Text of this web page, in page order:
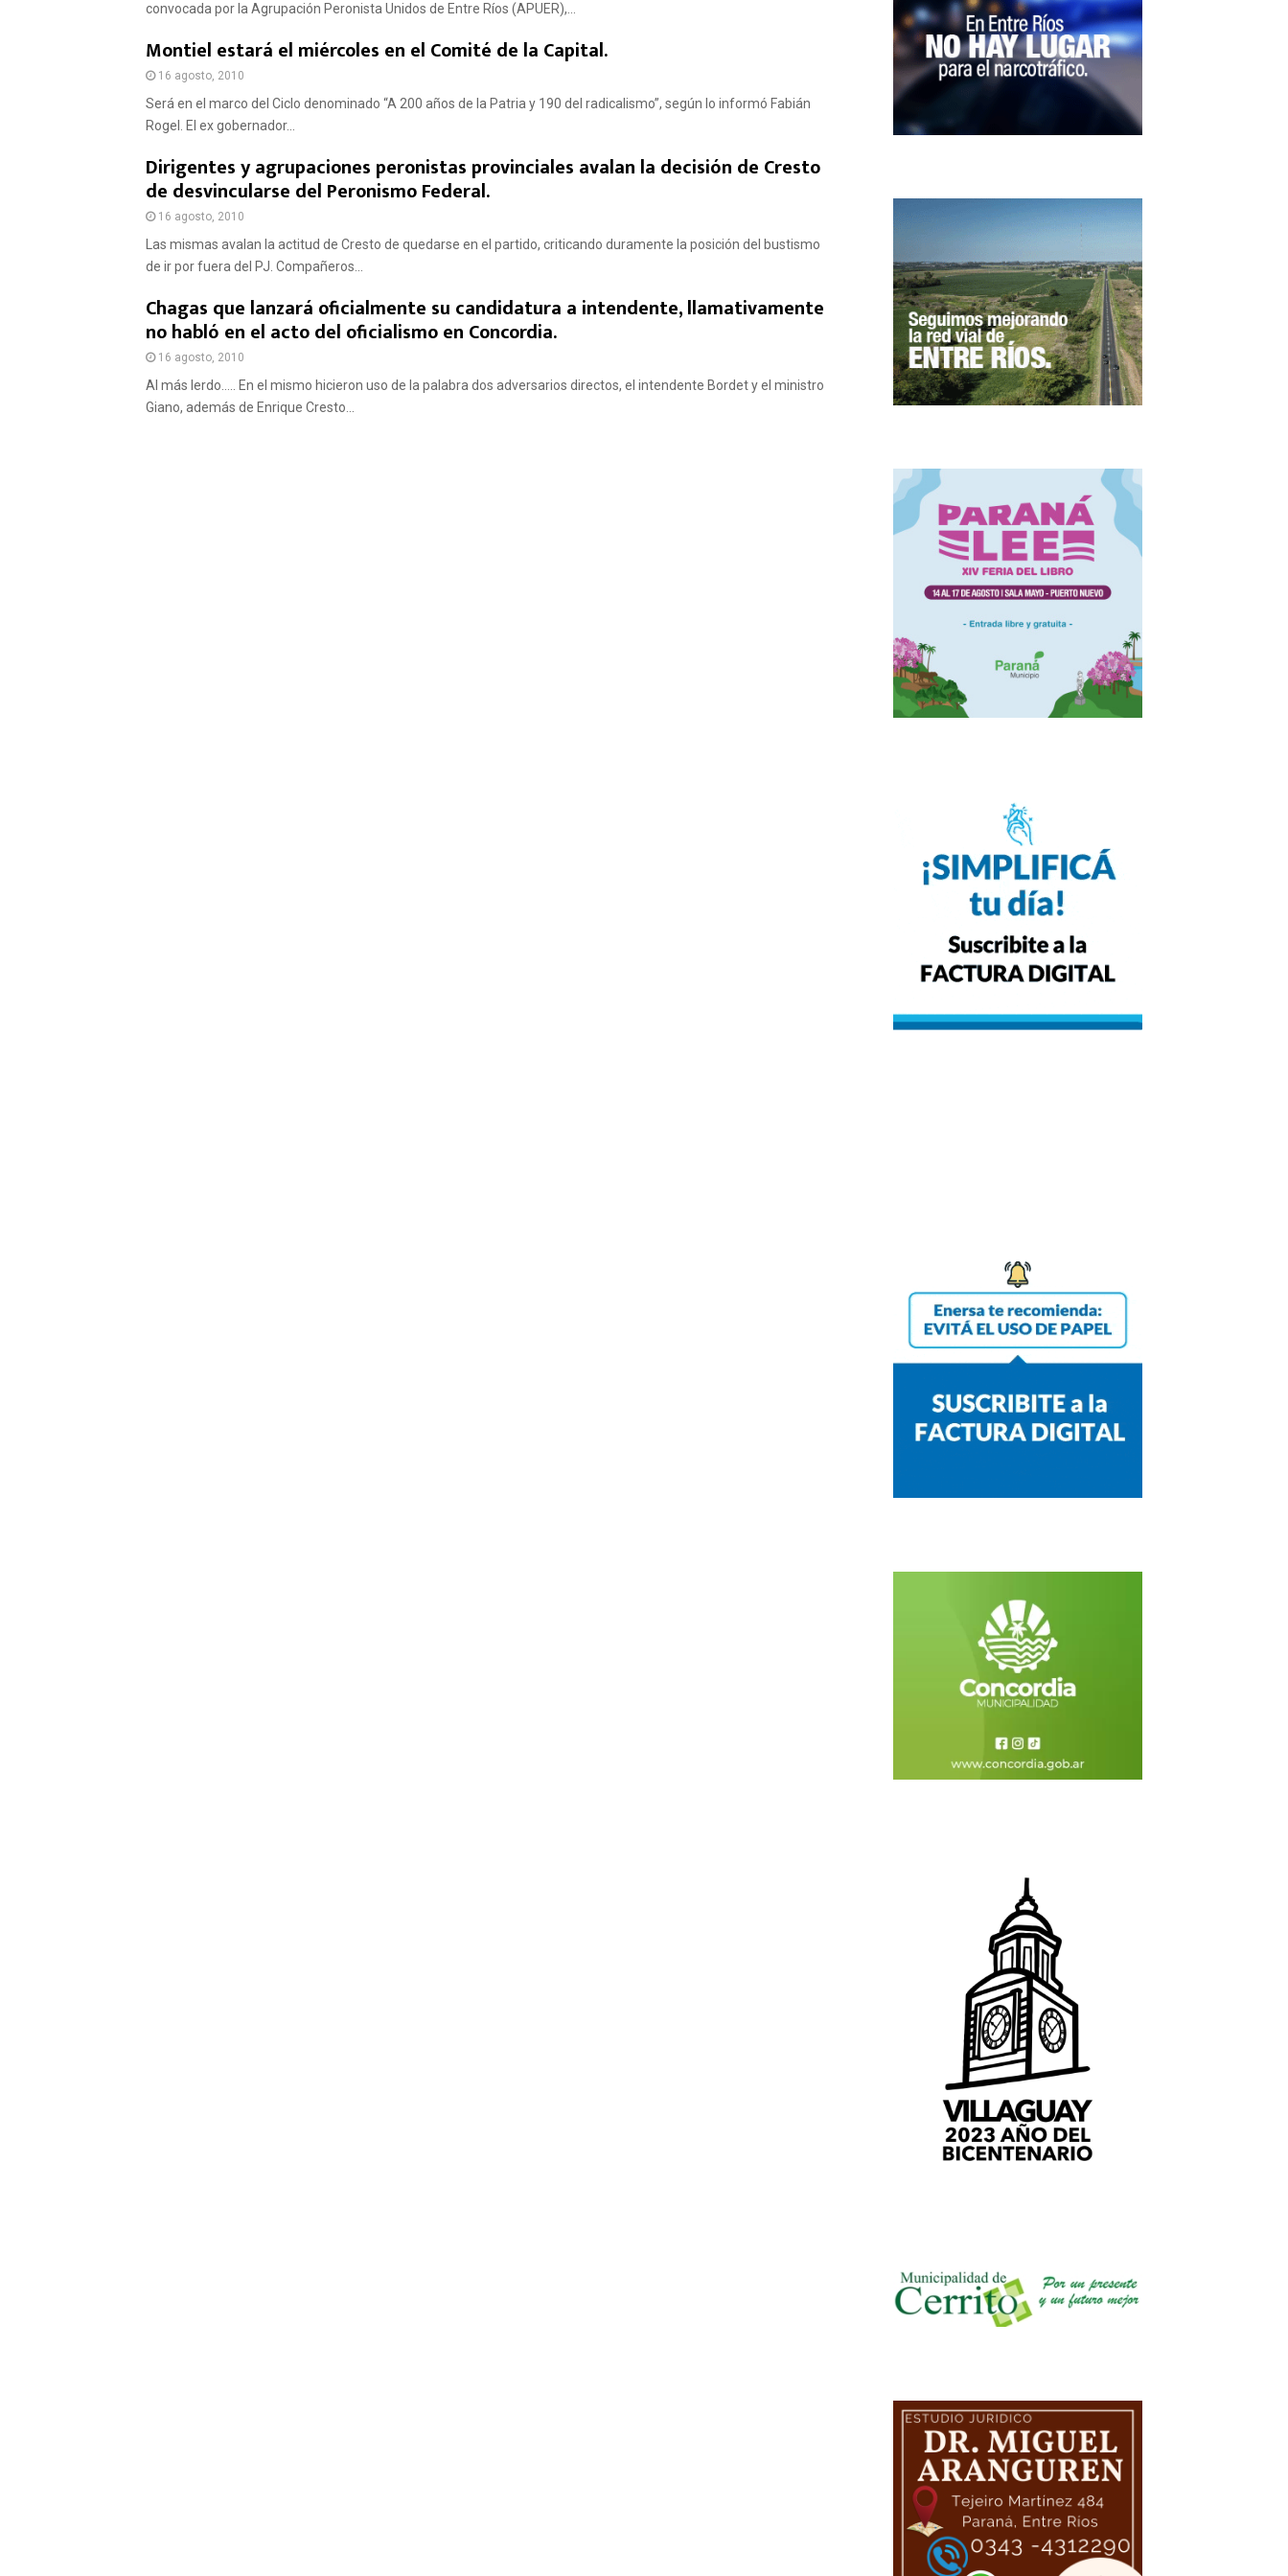
convocada por la Agrupación Peronista Unidos de Entre Ríos (APUER),...
Montiel estará el miércoles en el Comité de la Capital.
16 agosto, 2010
Será en el marco del Ciclo denominado “A 200 años de la Patria y 190 del radicalismo”, según lo informó Fabián
Rogel. El ex gobernador...
Dirigentes y agrupaciones peronistas provinciales avalan la decisión de Cresto
de desvincularse del Peronismo Federal.
16 agosto, 2010
Las mismas avalan la actitud de Cresto de quedarse en el partido, criticando duramente la posición del bustismo
de ir por fuera del PJ. Compañeros...
Chagas que lanzará oficialmente su candidatura a intendente, llamativamente
no habló en el acto del oficialismo en Concordia.
16 agosto, 2010
Al más lerdo….. En el mismo hicieron uso de la palabra dos adversarios directos, el intendente Bordet y el ministro
Giano, además de Enrique Cresto...